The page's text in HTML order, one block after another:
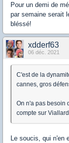
Pour un demi de
par semaine serait
bléssé!
xdderf63
06 déc. 2021
C'est de la
cannes, gros
On n'a pas besoin
compte sur
Le soucis, qui n'en